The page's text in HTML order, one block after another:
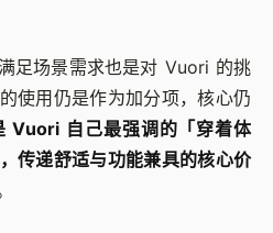
足场景需求也是对 Vuori 的挑
使用仍是作为加分项，核心仍
Vuori 自己最强调的「穿着体
传递舒适与功能兼具的核心价